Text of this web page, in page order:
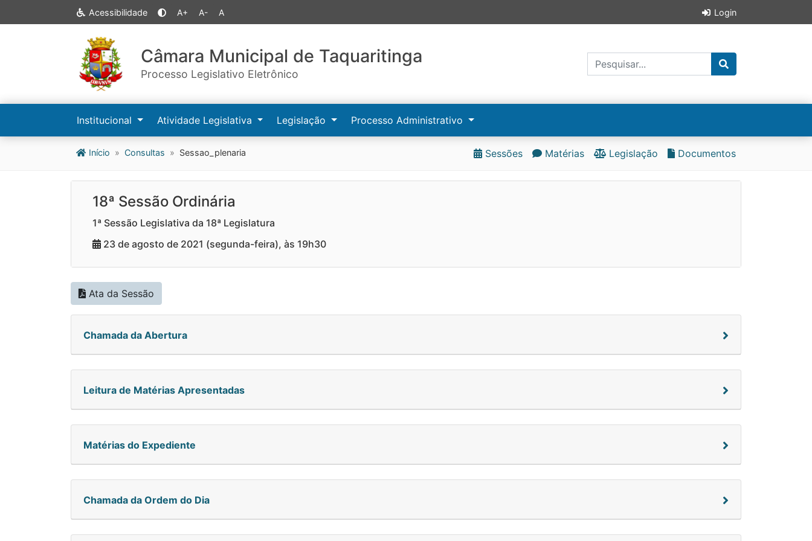
Acessibilidade A+ A- A Login
Câmara Municipal de Taquaritinga
Processo Legislativo Eletrônico
Institucional Atividade Legislativa Legislação Processo Administrativo
Início Consultas Sessao_plenaria Sessões Matérias Legislação Documentos
18ª Sessão Ordinária
1ª Sessão Legislativa da 18ª Legislatura
23 de agosto de 2021 (segunda-feira), às 19h30
Ata da Sessão
Chamada da Abertura
Leitura de Matérias Apresentadas
Matérias do Expediente
Chamada da Ordem do Dia